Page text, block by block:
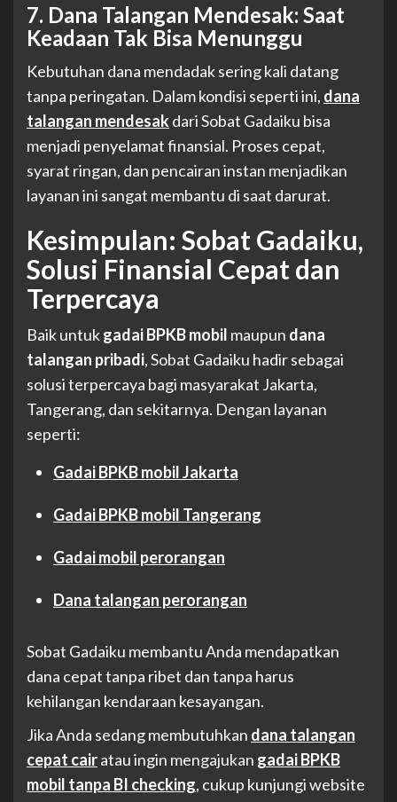
7. Dana Talangan Mendesak: Saat
Keadaan Tak Bisa Menunggu
Kebutuhan dana mendadak sering kali datang
tanpa peringatan. Dalam kondisi seperti ini, dana
talangan mendesakdari Sobat Gadaiku bisa
menjadi penyelamat finansial. Proses cepat,
syarat ringan, dan pencairan instan menjadikan
layanan ini sangat membantu di saat darurat.
Kesimpulan: Sobat Gadaiku,
Solusi Finansial Cepat dan
Terpercaya
Baik untukgadai BPKB mobil maupun dana
talangan pribadi, Sobat Gadaiku hadir sebagai
solusi terpercaya bagi masyarakat Jakarta,
Tangerang, dan sekitarnya. Dengan layanan
seperti:
Gadai BPKB mobil Jakarta
Gadai BPKB mobil Tangerang
Gadai mobil perorangan
Dana talangan perorangan
Sobat Gadaiku membantu Anda mendapatkan
dana cepat tanpa ribet dan tanpa harus
kehilangan kendaraan kesayangan.
Jika Anda sedang membutuhkan dana talangan
cepat cairatau ingin mengajukan gadai BPKB
mobil tanpa BI checking, cukup kunjungi website